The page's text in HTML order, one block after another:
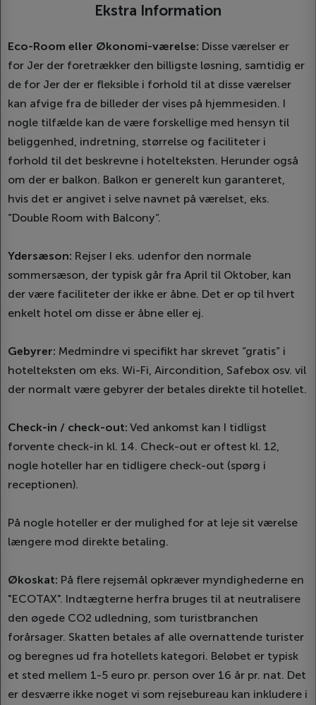
Ekstra Information
Eco-Room eller Økonomi-værelse: Disse værelser er
for Jer der foretrækker den billigste løsning, samtidig er
de for Jer der er fleksible i forhold til at disse værelser
kan afvige fra de billeder der vises på hjemmesiden. I
nogle tilfælde kan de være forskellige med hensyn til
beliggenhed, indretning, størrelse og faciliteter i
forhold til det beskrevne i hotelteksten. Herunder også
om der er balkon. Balkon er generelt kun garanteret,
hvis det er angivet i selve navnet på værelset, eks.
”Double Room with Balcony”.
Ydersæson: Rejser I eks. udenfor den normale
sommersæson, der typisk går fra April til Oktober, kan
der være faciliteter der ikke er åbne. Det er op til hvert
enkelt hotel om disse er åbne eller ej.
Gebyrer: Medmindre vi specifikt har skrevet ”gratis” i
hotelteksten om eks. Wi-Fi, Aircondition, Safebox osv. vil
der normalt være gebyrer der betales direkte til hotellet.
Check-in / check-out: Ved ankomst kan I tidligst
forvente check-in kl. 14. Check-out er oftest kl. 12,
nogle hoteller har en tidligere check-out (spørg i
receptionen).
På nogle hoteller er der mulighed for at leje sit værelse
længere mod direkte betaling.
Økoskat: På flere rejsemål opkræver myndighederne en
"ECOTAX". Indtægterne herfra bruges til at neutralisere
den øgede CO2 udledning, som turistbranchen
forårsager. Skatten betales af alle overnattende turister
og beregnes ud fra hotellets kategori. Beløbet er typisk
et sted mellem 1-5 euro pr. person over 16 år pr. nat. Det
er desværre ikke noget vi som rejsebureau kan inkludere i